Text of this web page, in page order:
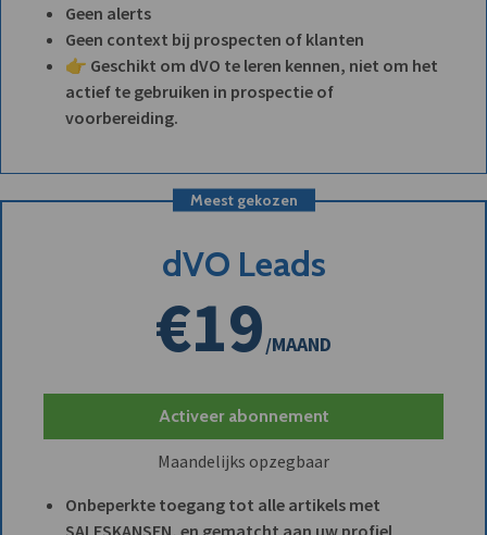
Geen alerts
Geen context bij prospecten of klanten
👉 Geschikt om dVO te leren kennen, niet om het
actief te gebruiken in prospectie of
voorbereiding.
Meest gekozen
dVO Leads
€19/MAAND
Activeer abonnement
Maandelijks opzegbaar
Onbeperkte toegang tot alle artikels met